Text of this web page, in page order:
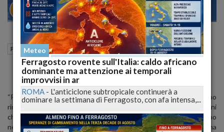
MILANO 23 28
Politica L'Aquila (AQ) 30 Aprile 2015 16:45
“Prendiamo atto che le società partecipate da enti pubblici sono
rimaste impermeabili alla richiesta di cambiamento che i cittadini
chiedono a chi amministra la cosa pubblica e prendiamo
nettamente le distanze dal metodo privo di trasparenza che ha
Meteo
Ferragosto rovente sull'Italia: caldo africano
dominante ma attenzione ai temporali
improvvisi in ar
ROMA - L'anticiclone subtropicale continuerà a
dominare la settimana di Ferragosto, con afa intensa,...